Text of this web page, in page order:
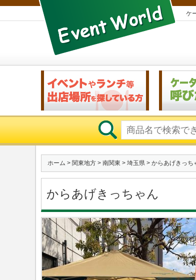
ケ
ホーム > 関東地方 > 南関東 > 埼玉県 > からあげきっち
からあげきっちゃん